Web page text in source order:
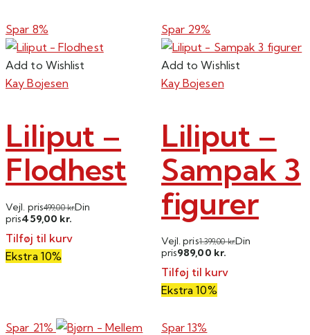
Spar 8%
Add to Wishlist
Kay Bojesen
Liliput –
Flodhest
Vejl. pris499,00kr.Din
pris459,00 kr.
Tilføj til kurv
Ekstra 10%
Spar 29%
Add to Wishlist
Kay Bojesen
Liliput –
Sampak 3
figurer
Vejl. pris1.399,00kr.Din
pris989,00 kr.
Tilføj til kurv
Ekstra 10%
Spar 21%
Spar 13%